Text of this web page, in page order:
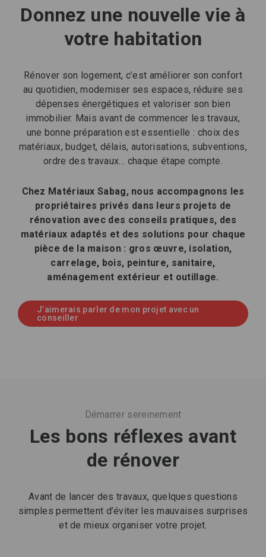
Donnez une nouvelle vie à
votre habitation
Rénover son logement, c’est améliorer son confort
au quotidien, moderniser ses espaces, réduire ses
dépenses énergétiques et valoriser son bien
immobilier. Mais avant de commencer les travaux,
une bonne préparation est essentielle : choix des
matériaux, budget, délais, autorisations, subventions,
ordre des travaux… chaque étape compte.
Chez Matériaux Sabag, nous accompagnons les
propriétaires privés dans leurs projets de
rénovation avec des conseils pratiques, des
matériaux adaptés et des solutions pour chaque
pièce de la maison : gros œuvre, isolation,
carrelage, bois, peinture, sanitaire,
aménagement extérieur et outillage.
J’aimerais parler de mon projet avec un
conseiller
Démarrer sereinement
Les bons réflexes avant
de rénover
Avant de lancer des travaux, quelques questions
simples permettent d’éviter les mauvaises surprises
et de mieux organiser votre projet.